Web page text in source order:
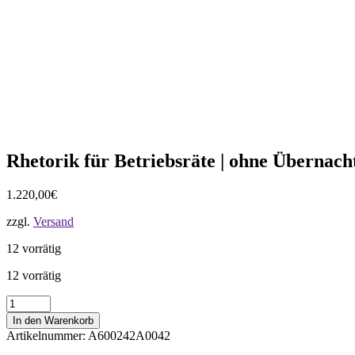
Rhetorik für Betriebsräte | ohne
1.220,00€
zzgl. Versand
12 vorrätig
12 vorrätig
Rhetorik
für
Betriebsräte
|
In den Warenkorb
Artikelnummer: A600242A0042